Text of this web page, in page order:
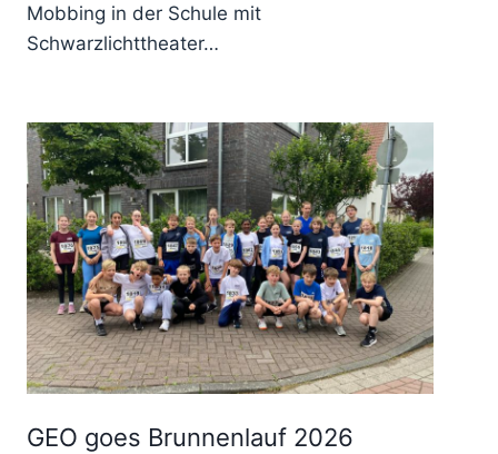
Mobbing in der Schule mit
Schwarzlichttheater…
GEO goes Brunnenlauf 2026